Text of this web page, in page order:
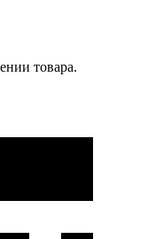
товара.